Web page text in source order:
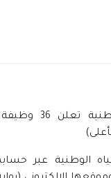
شركة المياه
الوطنية عبر